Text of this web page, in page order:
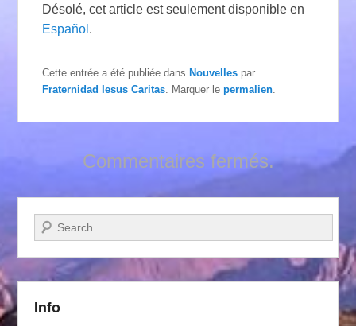
Désolé, cet article est seulement disponible en
Español .
Cette entrée a été publiée dansNouvelles par
Fraternidad Iesus Caritas . Marquer lepermalien
Commentaires fermés.
Recherche
Info